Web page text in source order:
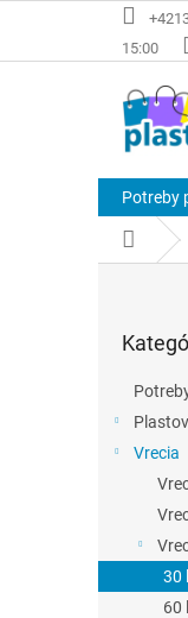
15:00
Potreby
kategórie
Vrecia
30
60